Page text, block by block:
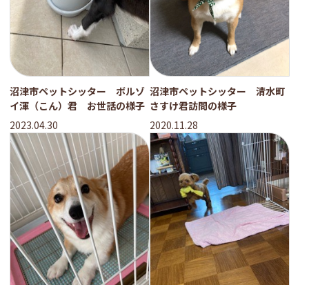
沼津市ペットシッター ボルゾ
イ渾（こん）君 お世話の様子
2023.04.30
沼津市ペットシッター 清水町
さすけ君訪問の様子
2020.11.28